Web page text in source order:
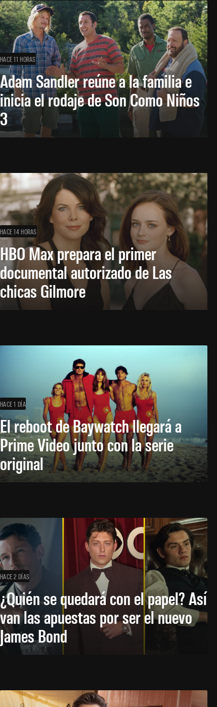
HACE 11 HORAS
Adam Sandler reúne a la familia e
inicia el rodaje de Son Como Niños
3
HACE 14 HORAS
HBO Max prepara el primer
documental autorizado de Las
chicas Gilmore
HACE 1 DÍA
El reboot de Baywatch llegará a
Prime Video junto con la serie
original
HACE 2 DÍAS
¿Quién se quedará con el papel? Así
van las apuestas por ser el nuevo
James Bond